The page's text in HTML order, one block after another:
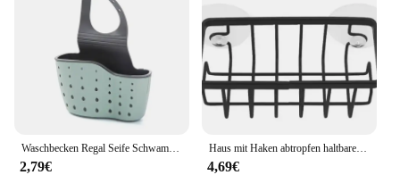
2,79€
Haus mit Haken abtropfen haltbare Seife schwarz Küchen spüle Scrub ber Arbeits platte Schwamm halter ausgehöhlt Saugnapf Caddy Organizer
4,69€